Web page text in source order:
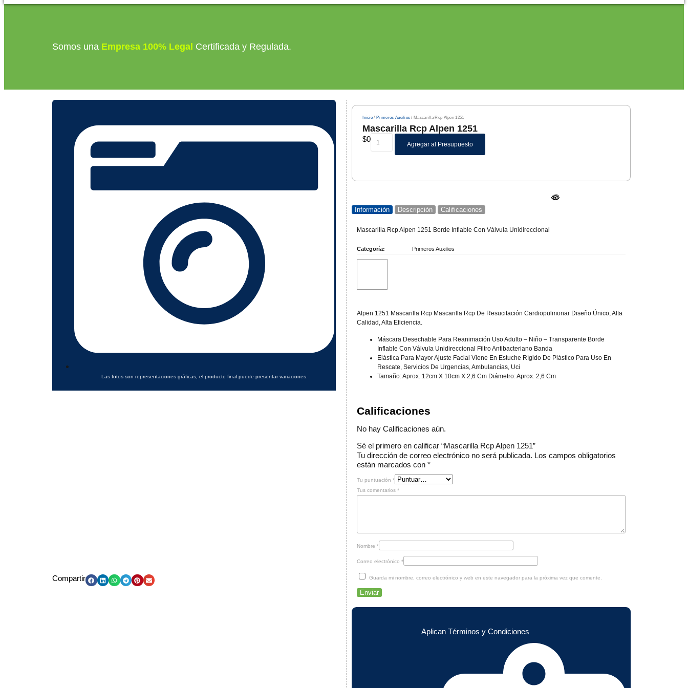
Somos una Empresa 100% Legal Certificada y Regulada.
Las fotos son representaciones gráficas, el producto final puede presentar variaciones.
Compartir
Inicio /Primeros Auxilios / Mascarilla Rcp Alpen 1251
Mascarilla Rcp Alpen 1251
$0
Agregar al Presupuesto
Información Descripción Calificaciones
Mascarilla Rcp Alpen 1251 Borde Inflable Con Válvula Unidireccional
Categoría: Primeros Auxilios
Alpen 1251 Mascarilla Rcp Mascarilla Rcp De Resucitación Cardiopulmonar Diseño Único, Alta
Calidad, Alta Eficiencia.
Máscara Desechable Para Reanimación Uso Adulto – Niño – Transparente Borde
Inflable Con Válvula Unidireccional Filtro Antibacteriano Banda
Elástica Para Mayor Ajuste Facial Viene En Estuche Rígido De Plástico Para Uso En
Rescate, Servicios De Urgencias, Ambulancias, Uci
Tamaño: Aprox. 12cm X 10cm X 2,6 Cm Diámetro: Aprox. 2,6 Cm
Calificaciones
No hay Calificaciones aún.
Sé el primero en calificar “Mascarilla Rcp Alpen 1251”
Tu dirección de correo electrónico no será publicada. Los campos obligatorios
están marcados con*
Tu puntuación*
Tus comentarios*
Nombre*
Correo electrónico*
Guarda mi nombre, correo electrónico y web en este navegador para la próxima vez que comente.
Aplican Términos y Condiciones